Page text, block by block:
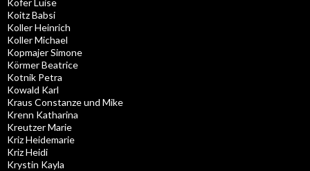
Köfer Luise
Koitz Babsi
Koller Heinrich
Koller Michael
Kopmajer Simone
Körmer Beatrice
Kotnik Petra
Kowald Karl
Kraus Constanze und Mike
Krenn Katharina
Kreutzer Marie
Kriz Heidemarie
Kriz Heidi
Krystin Kayla